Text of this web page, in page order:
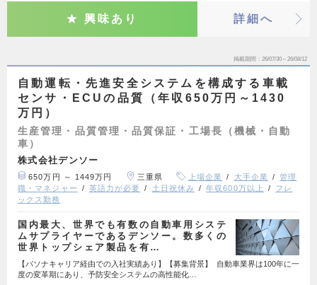
興味あり 詳細へ
掲載期間 26/07/30～26/08/12
自動運転・先進安全システムを構成する車載
センサ・ECUの品質（年収650万円～1430
万円）
生産管理・品質管理・品質保証・工場長（機械・自動
車）
株式会社デンソー
650万円 ～ 1449万円 三重県 上場企業 大手企業
管理
職・マネジャー
英語力が必要 土日祝休み 年収600万以上
フレ
ックス勤務
国内最大、世界でも有数の自動車用システ
ムサプライヤーであるデンソー。数多くの
世界トップシェア製品を有…
【パソナキャリア経由での入社実績あり】【募集背景】 自動車業界は100年に一
度の変革期にあり、予防安全システムの高性能化…